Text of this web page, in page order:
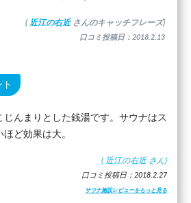
( 近江の右近 さんのキャッチフレーズ)
口コミ投稿日：2018.2.13
じんまりとした銭湯です。サウナはス
ほど効果は大。
( 近江の右近 さん)
口コミ投稿日：2018.2.27
サウナ施設レビューをもっと見る